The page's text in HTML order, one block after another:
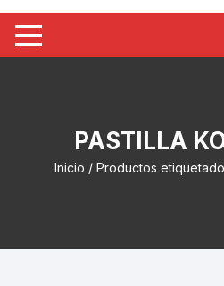
PASTILLA
Inicio / Productos